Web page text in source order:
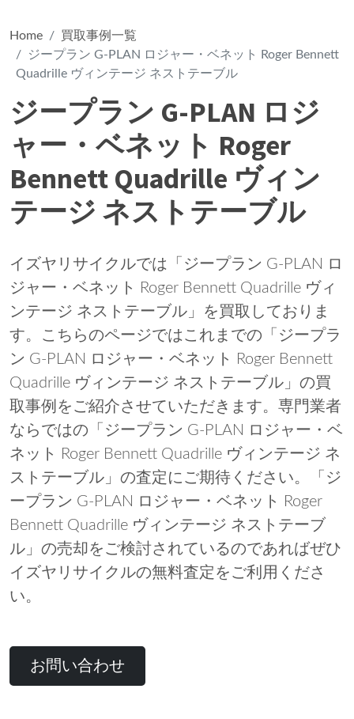
Home
買取事例一覧
ジープラン G-PLAN ロジャー・ベネット Roger Bennett
Quadrille ヴィンテージ ネストテーブル
ジープラン G-PLAN ロジ
ャー・ベネット Roger
Bennett Quadrille ヴィン
テージ ネストテーブル
イズヤリサイクルでは「ジープラン G-PLAN ロ
ジャー・ベネット Roger Bennett Quadrille ヴィ
ンテージ ネストテーブル」を買取しておりま
す。こちらのページではこれまでの「ジープラ
ン G-PLAN ロジャー・ベネット Roger Bennett
Quadrille ヴィンテージ ネストテーブル」の買
取事例をご紹介させていただきます。専門業者
ならではの「ジープラン G-PLAN ロジャー・ベ
ネット Roger Bennett Quadrille ヴィンテージ ネ
ストテーブル」の査定にご期待ください。「ジ
ープラン G-PLAN ロジャー・ベネット Roger
Bennett Quadrille ヴィンテージ ネストテーブ
ル」の売却をご検討されているのであればぜひ
イズヤリサイクルの無料査定をご利用くださ
い。
お問い合わせ